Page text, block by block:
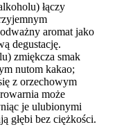
łączy
aromat jako
degustację.
zmiękcza smak
nutom kakao;
z orzechowym
może
je ulubionymi
głębi bez ciężkości.